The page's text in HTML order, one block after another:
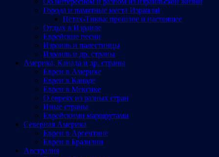
Города и памятные места Израиляl
Петах-Тиква: прошлое и настоящее
Отдых в Израиле
Еврейские песни
Израиль и палестинцы
Израиль и др. страны
Америка, Канада и др. страны
Евреи в Америке
Евреи в Канаде
Евреи в Мексике
О евреях из разных стран
Иные страны
Еврейскими маршрутами
Северная Америка
Евреи в Аргентине
Евреи в Бразилии
Австралия